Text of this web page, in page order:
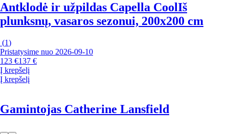
Antklodė ir užpildas Capella CoolIš
plunksnų, vasaros sezonui, 200x200 cm
(1)
Pristatysime nuo 2026‑09‑10
123 €137 €
Į krepšelį
Į krepšelį
Gamintojas Catherine Lansfield